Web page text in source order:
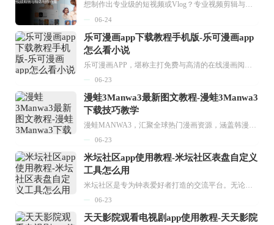
想制作出专业级的短视频或Vlog？专业视频剪辑与特效制作大全专题为你提供了从剪辑、抠像到特效包装的全套解决方案。无论是添加炫酷的片头、进行精准的视频抠图，还是制...
06-24
乐可漫画app下载教程手机版-乐可漫画app
怎么看小说
乐可漫画APP，堪称主打免费与高清的在线漫画阅读神器。其官方版提供海量完整版漫画资源，无论是国内漫画，还是日漫、韩漫、台漫、美漫等国外漫画，应有尽有，随时供你阅读。只需轻点一下，便能直接进入阅读界面。不仅如此，乐可漫画最新版本更新速度极快，在这里，你总能抢先看到全网一手漫画章节内容！...
06-23
漫蛙3Manwa3最新图文教程-漫蛙3Manwa3
下载技巧教学
漫蛙MANWA3，汇聚全球热门漫画资源，涵盖韩漫、欧美漫画、国漫等多种类型，题材丰富多样，全方位满足用户阅读喜好。它不仅是阅读平台，更是创作平台，为广大用户打造零门槛创作环境。...
06-23
米坛社区app使用教程-米坛社区表盘自定义
工具怎么用
米坛社区是专为钟表爱好者打造的交流平台。无论你是初涉钟表领域的普通爱好者，还是拥有多年收藏经验的资深玩家，都能在此找到属于自己的天地。 无需注册，就能轻松参与其中。通过专业的讨论论坛与丰富的交互功能，你可与世界各地的钟表爱好者畅快交流。若你钟情于钟表，米坛社区无疑是值得一试的理想之选。在这里，你能获取最新的手表资讯，交流见解，提升鉴赏品味，让每一块手表都成为收藏故事中重要的一部分。感兴趣的朋友，不要错过下载机会。...
06-23
天天影院观看电视剧app使用教程-天天影院